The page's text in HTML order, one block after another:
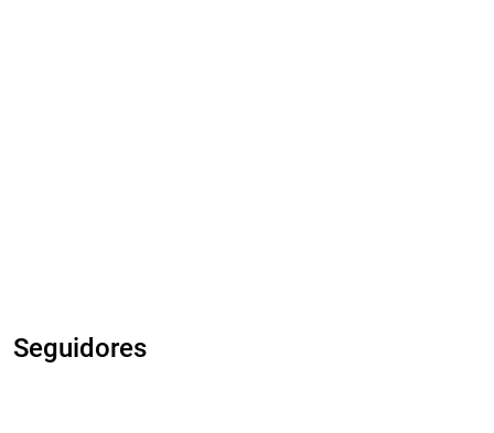
Seguidores